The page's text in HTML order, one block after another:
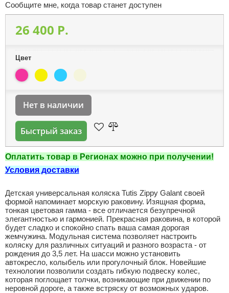
Сообщите мне, когда товар станет доступен
26 400 P.
Цвет
Нет в наличии
Быстрый заказ
Оплатить товар в Регионах можно при получении!
Условия доставки
Детская универсальная коляска Tutis Zippy Galant своей
формой напоминает морскую раковину. Изящная форма,
тонкая цветовая гамма - все отличается безупречной
элегантностью и гармонией. Прекрасная раковина, в которой
будет сладко и спокойно спать ваша самая дорогая
жемчужина. Модульная система позволяет настроить
коляску для различных ситуаций и разного возраста - от
рождения до 3,5 лет. На шасси можно установить
автокресло, колыбель или прогулочный блок. Новейшие
технологии позволили создать гибкую подвеску колес,
которая поглощает толчки, возникающие при движении по
неровной дороге, а также встряску от возможных ударов.